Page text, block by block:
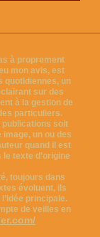
à proprement
mon avis, est
quotidiennes, un
sur des
à la gestion de
particuliers.
publications soit
un ou des
quand il est
texte d’origine
toujours dans
évoluent, ils
principale.
de veilles en